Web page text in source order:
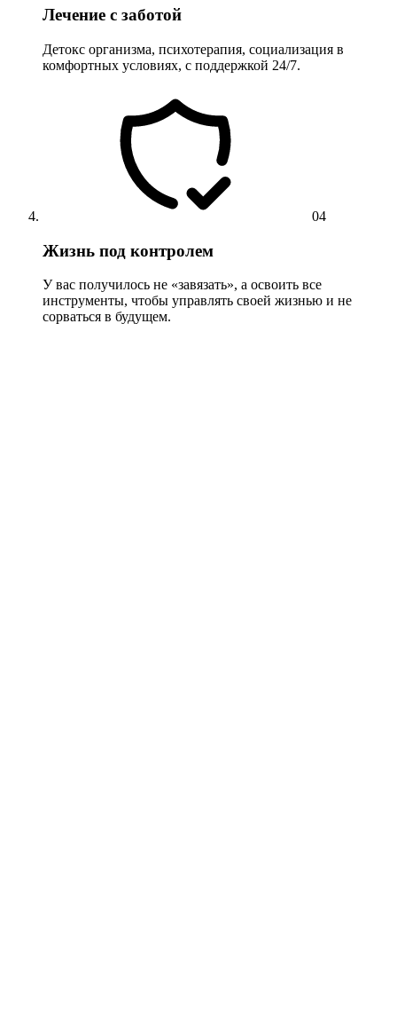
Лечение с заботой
Детокс организма, психотерапия, социализация в
комфортных условиях, с поддержкой 24/7.
04
Жизнь под контролем
У вас получилось не «завязать», а освоить все
инструменты, чтобы управлять своей жизнью и не
сорваться в будущем.